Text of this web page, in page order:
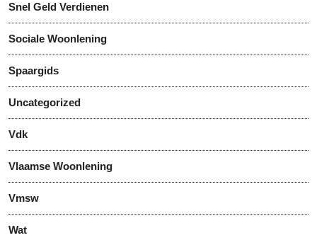
Snel Geld Verdienen
Sociale Woonlening
Spaargids
Uncategorized
Vdk
Vlaamse Woonlening
Vmsw
Wat